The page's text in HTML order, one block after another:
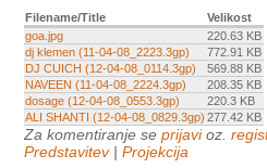
Filename/Title
Velikost
goa.jpg
220.63 KB
dj klemen (11-04-08_2223.3gp)
772.91 KB
DJ CUICH (12-04-08_0114.3gp)
569.88 KB
NAVEEN (11-04-08_2224.3gp)
208.35 KB
dosage (12-04-08_0553.3gp)
220.3 KB
ALI SHANTI (12-04-08_0829.3gp) 277.42 KB
Za komentiranje se prijavioz.
Predstavitev| Projekcija